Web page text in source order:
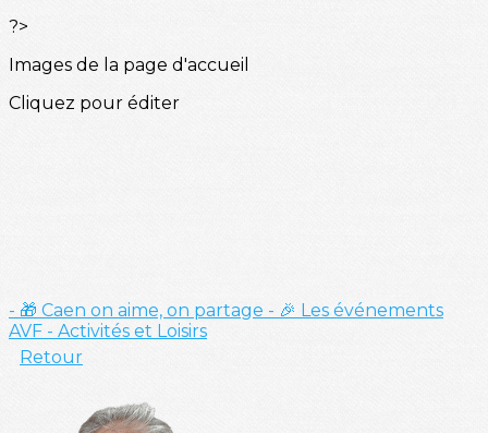
?>
Images de la page d'accueil
Cliquez pour éditer
- 🎁 Caen on aime, on partage - 🎉 Les événements
AVF - Activités et Loisirs
Retour